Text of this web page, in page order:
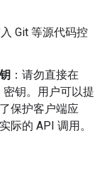
Git 等源代码控
：请勿直接在
钥。用户可以提
保护客户端应
际的 API 调用。